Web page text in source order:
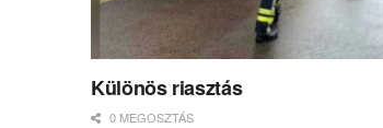
Különös riasztás
0 MEGOSZTÁS